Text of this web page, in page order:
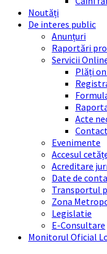
Noutăți
De interes public
Anunțuri
Raportări
Servicii
Plăți
Acte
Evenimente
Accesul
Acreditare
Date de
Transportul
Zona
Legislatie
E-Consultare
Monitorul Oficial